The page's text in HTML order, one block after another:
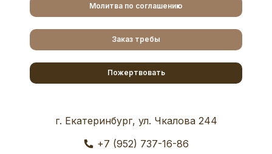
Молитва по соглашению
Заказ требы
Пожертвовать
г. Екатеринбург, ул. Чкалова 244
+7 (952) 737-16-86